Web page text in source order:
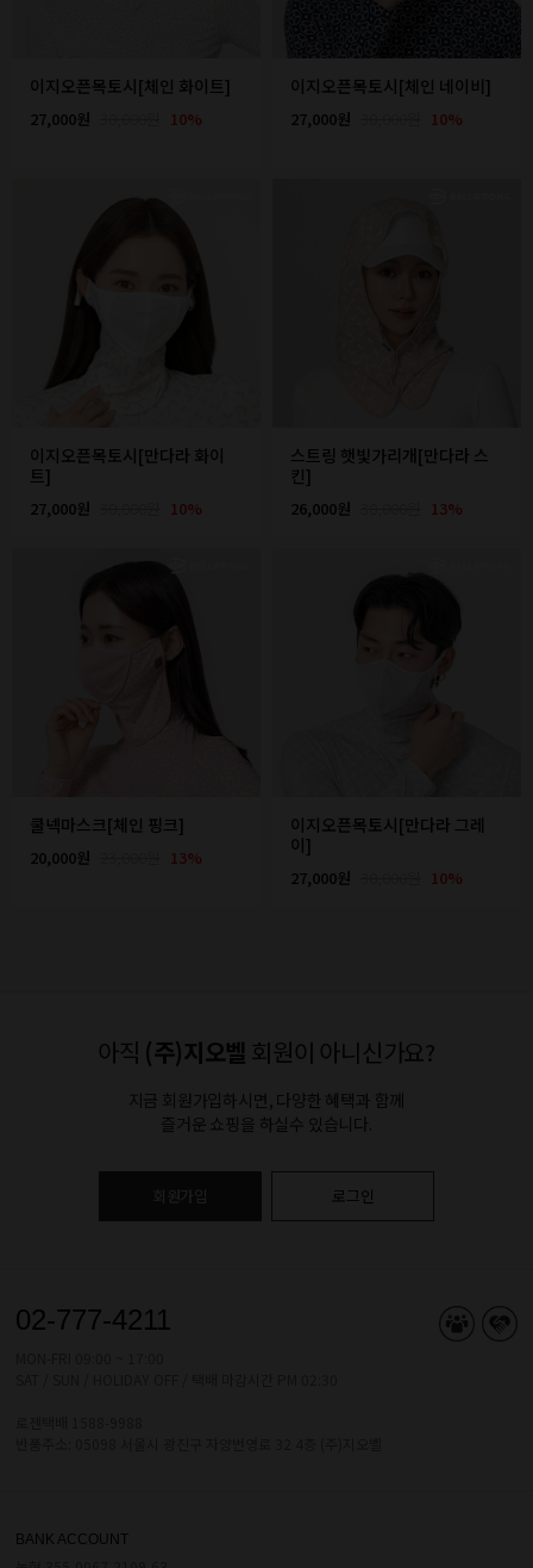
이지오픈목토시[체인 화이트]
27,000원 10%
이지오픈목토시[체인 네이비]
27,000원 10%
이지오픈목토시[만다라 화이
트]
27,000원 10%
스트링 햇빛가리개[만다라 스
킨]
26,000원 13%
쿨넥마스크[체인 핑크]
20,000원 13%
이지오픈목토시[만다라 그레
이]
27,000원 10%
아직 (주)지오벨 회원이 아니신가요?
지금 회원가입하시면, 다양한 혜택과 함께
즐거운 쇼핑을 하실수 있습니다.
회원가입 로그인
02-777-4211
BANK ACCOUNT